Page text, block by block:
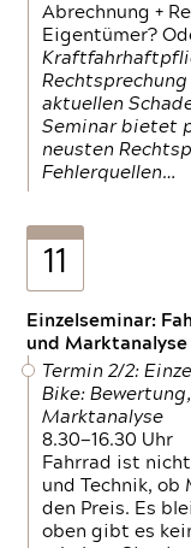
Abrechnung +
Eigentümer?
Rechtsprechung
aktuellen
Seminar bietet
neusten
Fehlerquellen…
11
Einzelseminar:
und
Termin 2/2:
Bike:
Marktanalyse
8.30—16.30 Uhr
Fahrrad ist
und Technik,
den Preis. Es
oben gibt es